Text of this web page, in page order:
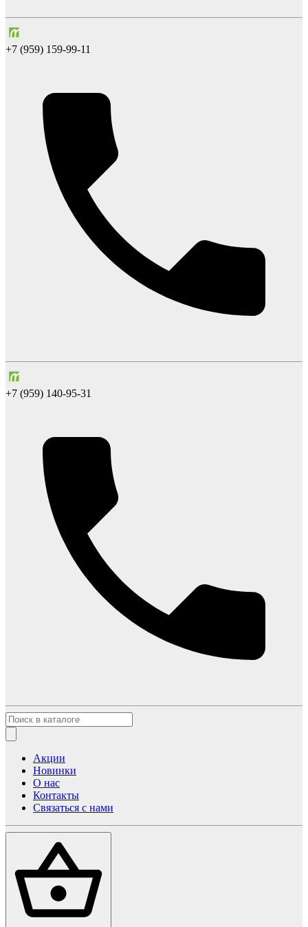
+7 (959) 159-99-11
+7 (959) 140-95-31
Акции
Новинки
О нас
Контакты
Связаться с нами